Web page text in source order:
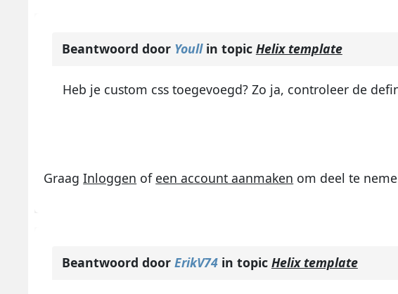
Beantwoord door Youllin topic Helix template
Heb je custom css toegevoegd? Zo ja, controleer de
GraagInloggen of een account aanmaken om deel te
Beantwoord door ErikV74in topic Helix template